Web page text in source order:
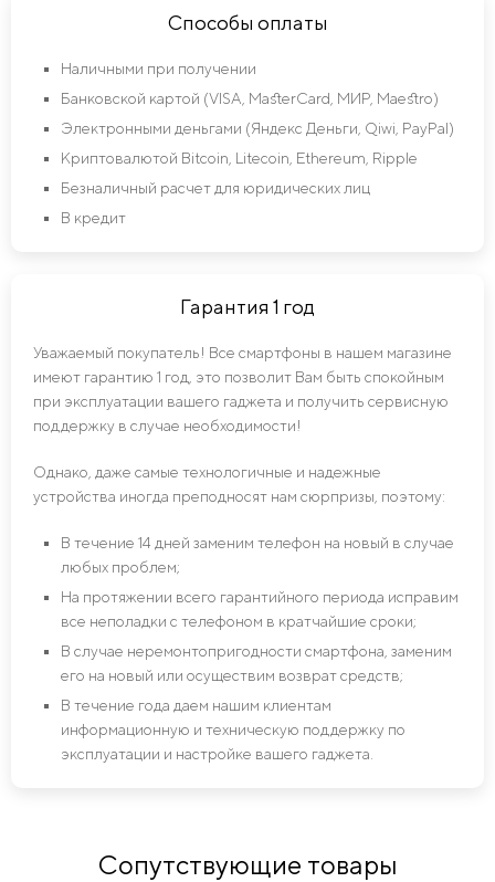
Способы оплаты
Наличными при получении
Банковской картой (VISA, MasterCard, МИР, Maestro)
Электронными деньгами (Яндекс Деньги, Qiwi, PayPal)
Криптовалютой Bitcoin, Litecoin, Ethereum, Ripple
Безналичный расчет для юридических лиц
В кредит
Гарантия 1 год
Уважаемый покупатель! Все смартфоны в нашем магазине
имеют гарантию 1 год, это позволит Вам быть спокойным
при эксплуатации вашего гаджета и получить сервисную
поддержку в случае необходимости!
Однако, даже самые технологичные и надежные
устройства иногда преподносят нам сюрпризы, поэтому:
В течение 14 дней заменим телефон на новый в случае
любых проблем;
На протяжении всего гарантийного периода исправим
все неполадки с телефоном в кратчайшие сроки;
В случае неремонтопригодности смартфона, заменим
его на новый или осуществим возврат средств;
В течение года даем нашим клиентам
информационную и техническую поддержку по
эксплуатации и настройке вашего гаджета.
Сопутствующие товары